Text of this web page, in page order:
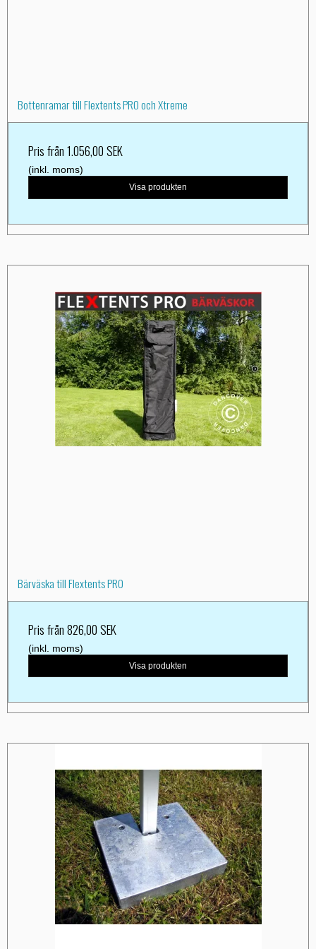
Bottenramar till Flextents PRO och Xtreme
Pris från1.056,00 SEK
(inkl. moms)
Visa produkten
Bärväska till Flextents PRO
Pris från826,00 SEK
(inkl. moms)
Visa produkten